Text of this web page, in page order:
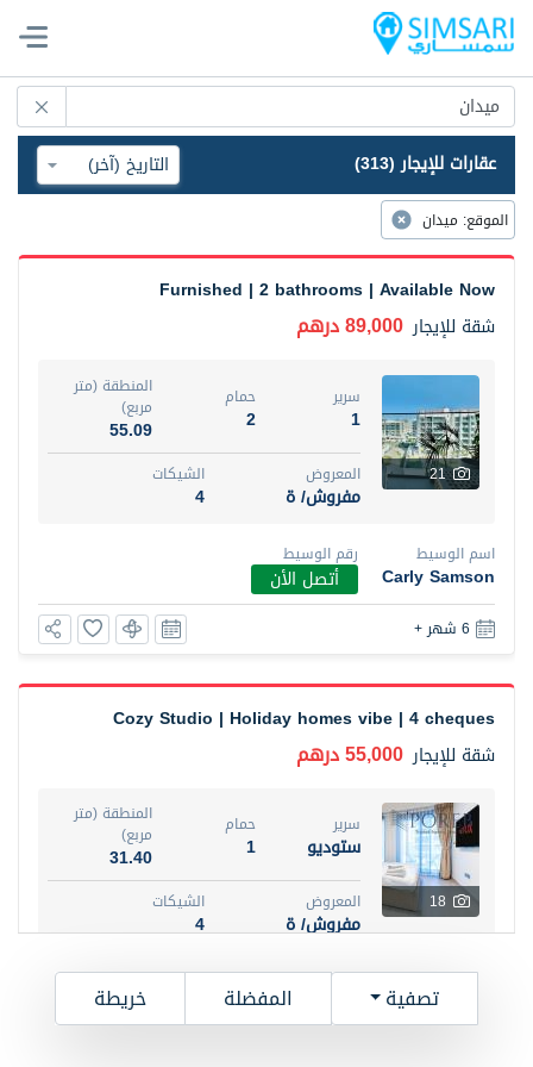
عقارات للإيجار (313)
الموقع: ميدان
Furnished | 2 bathrooms | Available Now
شقة للإيجار 89,000 درهم
21
سرير
1
حمام
2
المنطقة (متر
مربع)
55.09
المعروض
مفروش/ ة
الشيكات
4
اسم الوسيط
Carly Samson
رقم الوسيط
أتصل الأن
6 شهر +
Cozy Studio | Holiday homes vibe | 4 cheques
شقة للإيجار 55,000 درهم
18
سرير
ستوديو
حمام
1
المنطقة (متر
مربع)
31.40
المعروض
مفروش/ ة
الشيكات
4
Kristian De Jesus أتصل الأن تصفية المفضلة خريطة